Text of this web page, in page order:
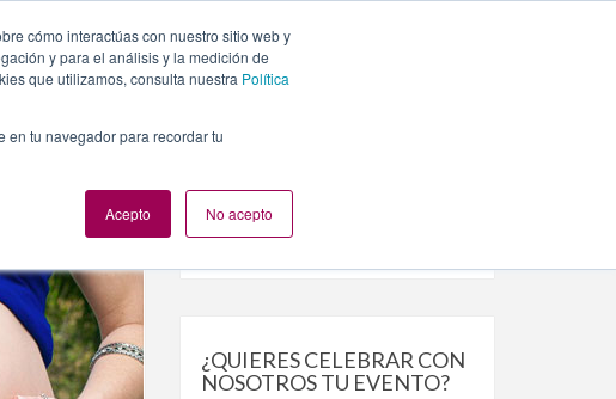
cómo interactúas con nuestro sitio web y
y para el análisis y la medición de
que utilizamos, consulta nuestra Política
en tu navegador para recordar tu
Acepto No acepto
PLANES NUESTROS EVENTOS
Buscar
¿QUIERES CELEBRAR CON
NOSOTROS TU EVENTO?